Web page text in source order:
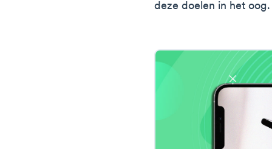
deze doelen in het oog.